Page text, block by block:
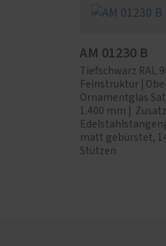
AM 01230 B
Tiefschwarz RAL
Feinstruktur |
Ornamentglas
1.400 mm |
matt gebürstet,
Stützen